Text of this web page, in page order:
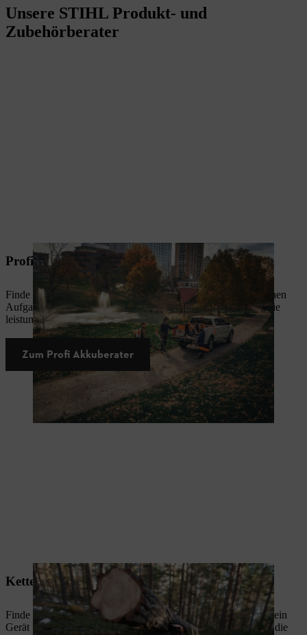
Unsere STIHL Produkt- und
Zubehörberater
Profi Akkuberater
Finde heraus, welche Akku-Geräte und Ladelösungen zu Deinen
Aufgaben und Deinem Unternehmen passen. Entdecke jetzt die
leistungsstarken STIHL Akku-Geräte auf Profiniveau!
Zum Profi Akkuberater
Ketten- und Schienenberater
Finde heraus, welche Sägeketten und Führungsschienen für Dein
Gerät und Deine Anforderungen geeignet sind. Entdecke jetzt die